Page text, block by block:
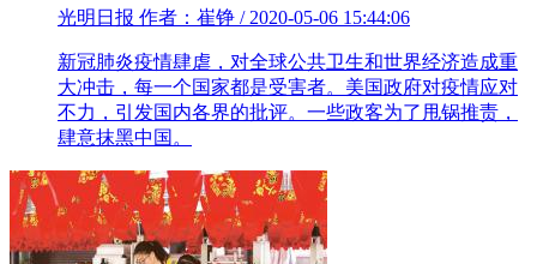
光明日报 作者：崔铮 / 2020-05-06 15:44:06
新冠肺炎疫情肆虐，对全球公共卫生和世界经济造成重
大冲击，每一个国家都是受害者。美国政府对疫情应对
不力，引发国内各界的批评。一些政客为了甩锅推责，
肆意抹黑中国。